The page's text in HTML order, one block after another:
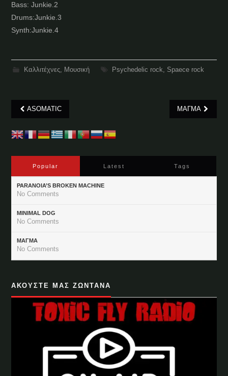
Bass: Junkie.2
Drums:Junkie.3
Synth:Junkie.4
Καλλιτέχνες, Μουσική Psychedelic rock, Spaece rock
Post
navigation
ASOMATIC ΜΑΓΜΑ
Popular Latest Tags
PARANOIA’S BROKEN MACHINE
No Comments
MINIMAL DOG
No Comments
ΜΑΓΜΑ
No Comments
ΑΚΟΥΣΤΕ ΜΑΣ ΖΩΝΤΑΝΑ